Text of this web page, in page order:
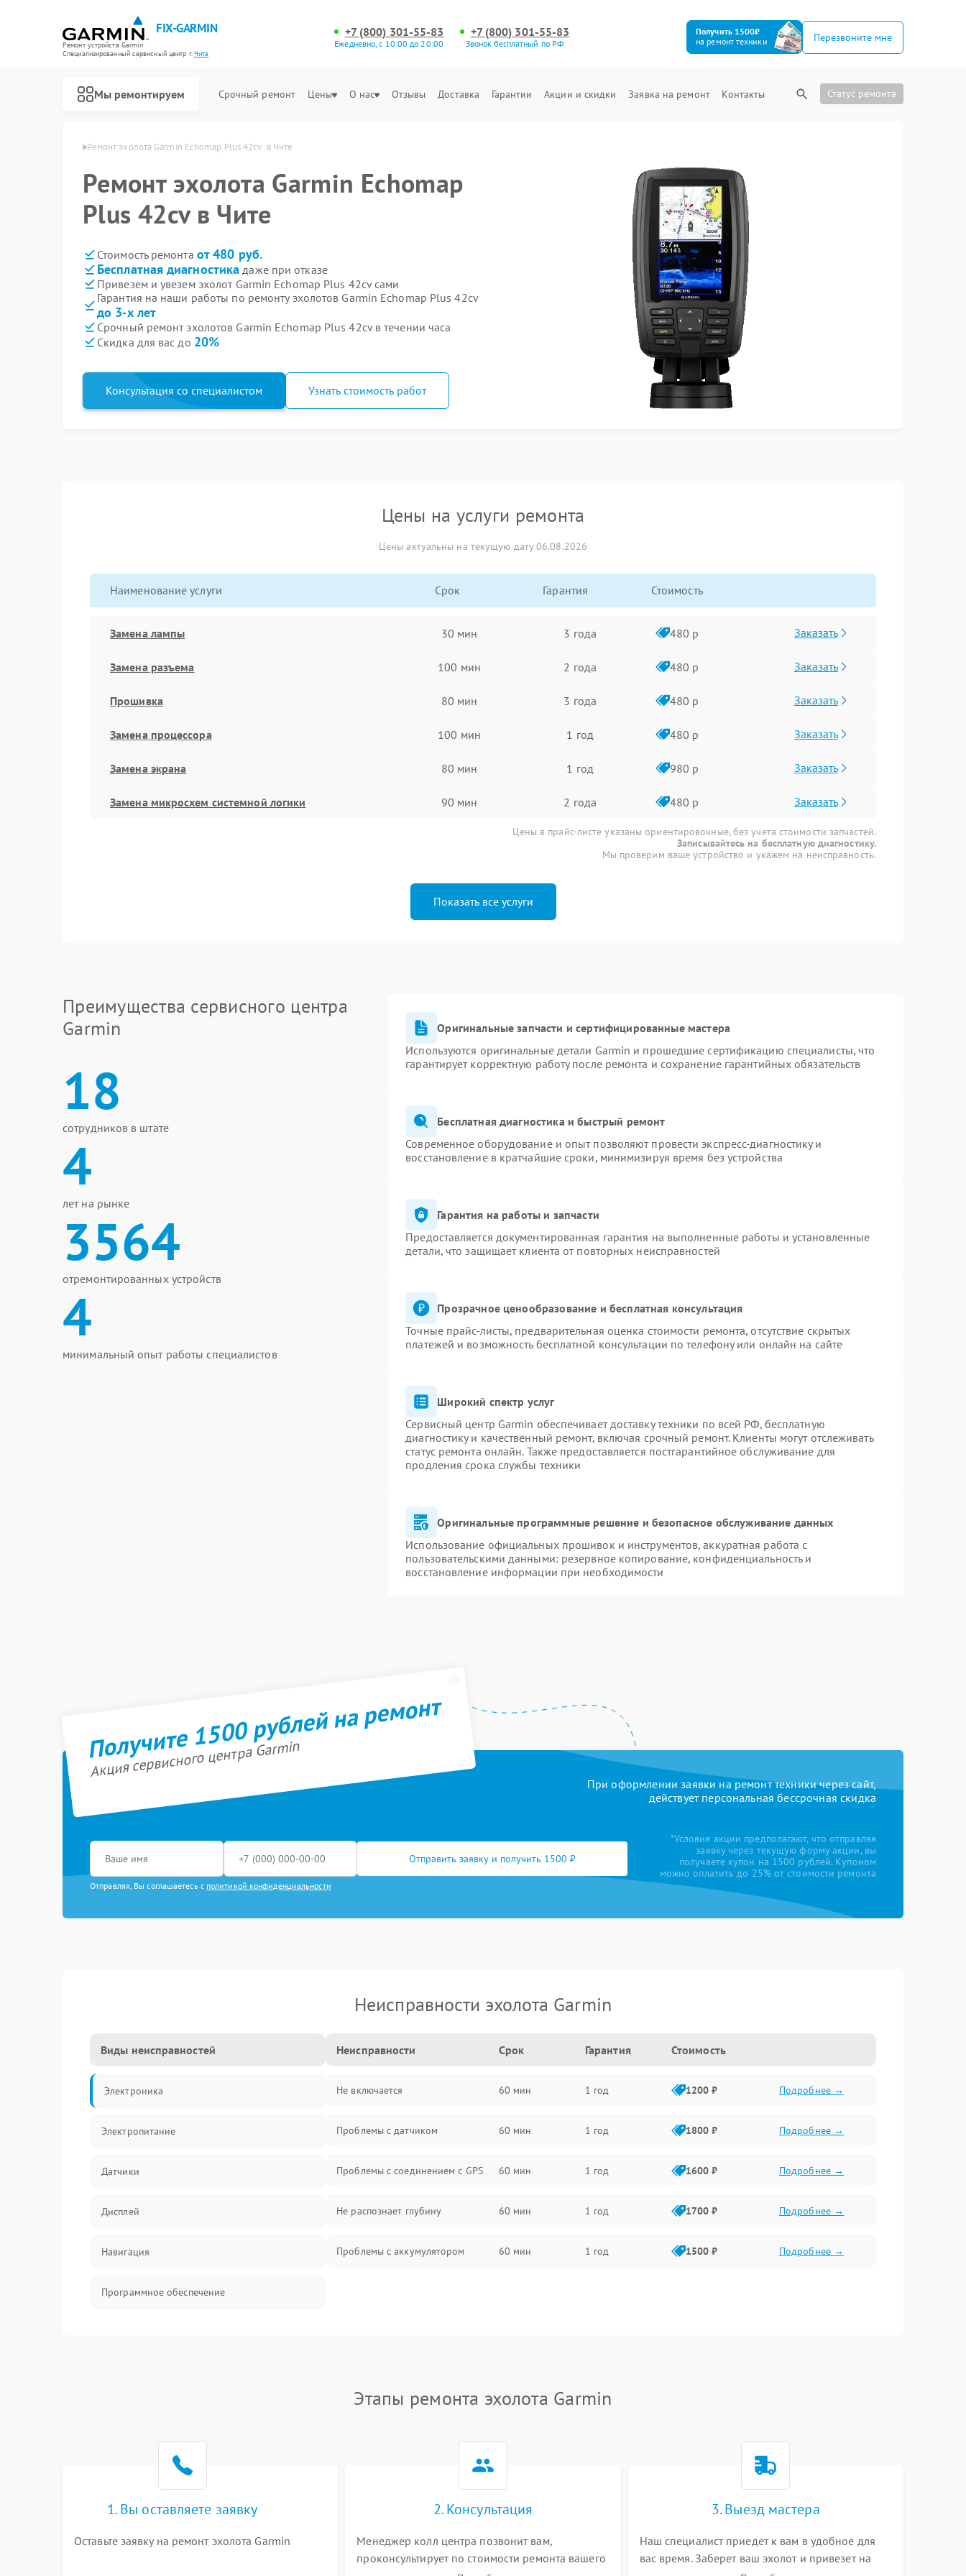
FIX-GARMIN
Ремонт устройств Garmin
Специализированный cервисный центр г.Чита
+7 (800) 301-55-83
Ежедневно, с 10:00 до 20:00
+7 (800) 301-55-83
Звонок бесплатный по РФ
Получить 1500₽
на ремонт техники
Перезвоните мне
Мы ремонтируем Срочный ремонт Цены О нас Отзывы Доставка Гарантии Акции и скидки Заявка на ремонт Контакты Статус ремонта
Ремонт эхолота Garmin Echomap Plus 42cv  в Чите
Ремонт эхолота Garmin Echomap
Plus 42cv в Чите
Стоимость ремонта от 480 руб.
Бесплатная диагностика даже при отказе
Привезем и увезем эхолот Garmin Echomap Plus 42cv сами
Гарантия на наши работы по ремонту эхолотов Garmin Echomap Plus 42cv
до 3-х лет
Срочный ремонт эхолотов Garmin Echomap Plus 42cv в течении часа
Скидка для вас до 20%
Консультация со специалистом Узнать стоимость работ
Цены на услуги ремонта
Цены актуальны на текущую дату 06.08.2026
Наименование услуги Срок Гарантия Стоимость
Замена лампы 30 мин 3 года 480 р Заказать
Замена разъема 100 мин 2 года 480 р Заказать
Прошивка 80 мин 3 года 480 р Заказать
Замена процессора 100 мин 1 год 480 р Заказать
Замена экрана 80 мин 1 год 980 р Заказать
Замена микросхем системной логики 90 мин 2 года 480 р Заказать
Цены в прайс-листе указаны ориентировочные, без учета стоимости запчастей.
Записывайтесь на бесплатную диагностику.
Мы проверим ваше устройство и укажем на неисправность.
Показать все услуги
Преимущества сервисного центра
Garmin
18
сотрудников в штате
4
лет на рынке
3564
отремонтированных устройств
4
минимальный опыт работы специалистов
Оригинальные запчасти и сертифицированные мастера
Используются оригинальные детали Garmin и прошедшие сертификацию специалисты, что
гарантирует корректную работу после ремонта и сохранение гарантийных обязательств
Бесплатная диагностика и быстрый ремонт
Современное оборудование и опыт позволяют провести экспресс-диагностику и
восстановление в кратчайшие сроки, минимизируя время без устройства
Гарантия на работы и запчасти
Предоставляется документированная гарантия на выполненные работы и установленные
детали, что защищает клиента от повторных неисправностей
Прозрачное ценообразование и бесплатная консультация
Точные прайс-листы, предварительная оценка стоимости ремонта, отсутствие скрытых
платежей и возможность бесплатной консультации по телефону или онлайн на сайте
Широкий спектр услуг
Сервисный центр Garmin обеспечивает доставку техники по всей РФ, бесплатную
диагностику и качественный ремонт, включая срочный ремонт. Клиенты могут отслеживать
статус ремонта онлайн. Также предоставляется постгарантийное обслуживание для
продления срока службы техники
Оригинальные программные решение и безопасное обслуживание данных
Использование официальных прошивок и инструментов, аккуратная работа с
пользовательскими данными: резервное копирование, конфиденциальность и
восстановление информации при необходимости
Получите 1500 рублей на ремонт
Акция сервисного центра Garmin
При оформлении заявки на ремонт техники через сайт,
действует персональная бессрочная скидка
Отправить заявку и получить 1500 ₽
Отправляя, Вы соглашаетесь с политикой конфиденциальности
*Условия акции предполагают, что отправляя
заявку через текущую форму акции, вы
получаете купон на 1500 рублей. Купоном
можно оплатить до 25% от стоимости ремонта
Неисправности эхолота Garmin
Виды неисправностей
Электроника
Электропитание
Датчики
Дисплей
Навигация
Программное обеспечение
Неисправности Срок Гарантия Стоимость
Не включается 60 мин 1 год 1200 ₽ Подробнее →
Проблемы с датчиком 60 мин 1 год 1800 ₽ Подробнее →
Проблемы с соединением с GPS 60 мин 1 год 1600 ₽ Подробнее →
Не распознает глубину 60 мин 1 год 1700 ₽ Подробнее →
Проблемы с аккумулятором 60 мин 1 год 1500 ₽ Подробнее →
Этапы ремонта эхолота Garmin
1. Вы оставляете заявку
Оставьте заявку на ремонт эхолота Garmin
2. Консультация
Менеджер колл центра позвонит вам,
проконсультирует по стоимости ремонта вашего
3. Выезд мастера
Наш специалист приедет к вам в удобное для
вас время. Заберет ваш эхолот и привезет на